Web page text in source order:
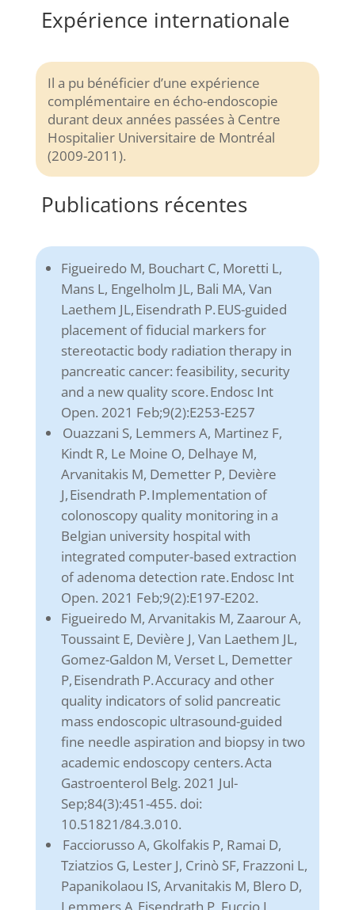
Expérience internationale
Il a pu bénéficier d’une expérience
complémentaire en écho-endoscopie
durant deux années passées à Centre
Hospitalier Universitaire de Montréal
(2009-2011).
Publications récentes
Figueiredo M, Bouchart C, Moretti L,
Mans L, Engelholm JL, Bali MA, Van
Laethem JL, Eisendrath P. EUS-guided
placement of fiducial markers for
stereotactic body radiation therapy in
pancreatic cancer: feasibility, security
and a new quality score. Endosc Int
Open. 2021 Feb;9(2):E253-E257
Ouazzani S, Lemmers A, Martinez F,
Kindt R, Le Moine O, Delhaye M,
Arvanitakis M, Demetter P, Devière
J, Eisendrath P. Implementation of
colonoscopy quality monitoring in a
Belgian university hospital with
integrated computer-based extraction
of adenoma detection rate. Endosc Int
Open. 2021 Feb;9(2):E197-E202.
Figueiredo M, Arvanitakis M, Zaarour A,
Toussaint E, Devière J, Van Laethem JL,
Gomez-Galdon M, Verset L, Demetter
P, Eisendrath P. Accuracy and other
quality indicators of solid pancreatic
mass endoscopic ultrasound-guided
fine needle aspiration and biopsy in two
academic endoscopy centers. Acta
Gastroenterol Belg. 2021 Jul-
Sep;84(3):451-455. doi:
10.51821/84.3.010.
Facciorusso A, Gkolfakis P, Ramai D,
Tziatzios G, Lester J, Crinò SF, Frazzoni L,
Papanikolaou IS, Arvanitakis M, Blero D,